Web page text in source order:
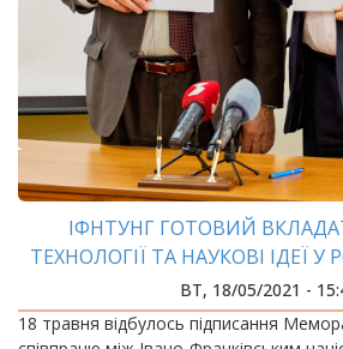
ІФНТУНГ ГОТОВИЙ
ТЕХНОЛОГІЇ ТА НАУКОВІ ІДЕЇ
ФРАНКІВСЬКОЇ
ВТ, 18/05/2021 -
18 травня відбулось підписання